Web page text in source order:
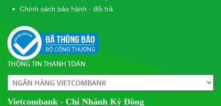
Chính sách bảo hành - đổi trả
THÔNG TIN THANH TOÁN
Vietcombank - Chi Nhánh Kỳ Đồng